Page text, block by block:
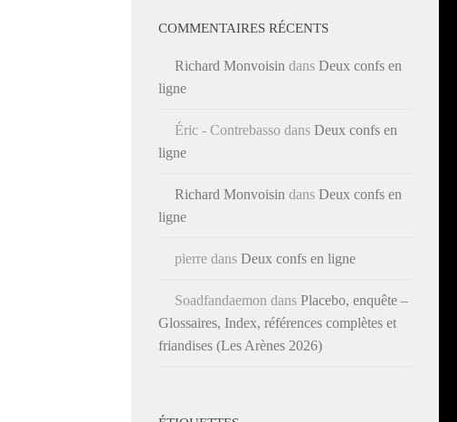
COMMENTAIRES RÉCENTS
Richard Monvoisin dans Deux confs en
ligne
Éric - Contrebasso dans Deux confs en
ligne
Richard Monvoisin dans Deux confs en
ligne
pierre dans Deux confs en ligne
Soadfandaemon dans Placebo, enquête –
Glossaires, Index, références complètes et
friandises (Les Arènes 2026)